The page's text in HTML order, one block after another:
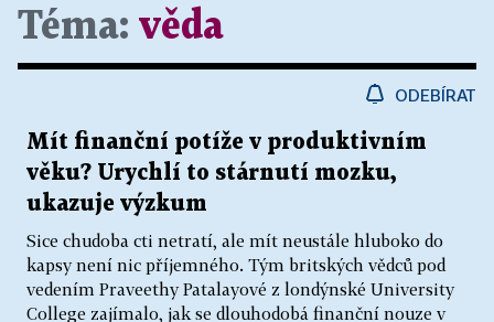
Téma: věda
ODEBÍRAT
Mít finanční potíže v produktivním
věku? Urychlí to stárnutí mozku,
ukazuje výzkum
Sice chudoba cti netratí, ale mít neustále hluboko do
kapsy není nic příjemného. Tým britských vědců pod
vedením Praveethy Patalayové z londýnské University
College zajímalo, jak se dlouhodobá finanční nouze v